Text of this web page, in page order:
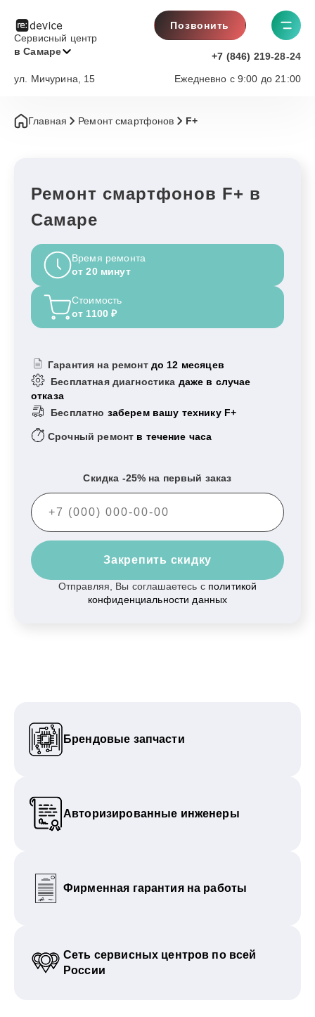
Сервисный центр
в Самаре
Позвонить
+7 (846) 219-28-24
Ежедневно с 9:00 до 21:00
ул. Мичурина, 15
Главная Ремонт смартфонов F+
Ремонт смартфонов F+ в
Самаре
Время ремонта
от 20 минут
Стоимость
от 1100 ₽
Гарантия на ремонт до 12 месяцев
Бесплатная диагностика даже в случае
отказа
Бесплатно заберем вашу технику F+
Срочный ремонт в течение часа
Скидка -25% на первый заказ
Закрепить скидку
Отправляя, Вы соглашаетесь с политикой
конфиденциальности данных
Брендовые запчасти
Авторизированные инженеры
Фирменная гарантия на работы
Сеть сервисных центров по всей
России